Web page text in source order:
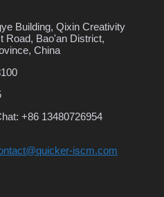
Building, Qixin Creativity
Road, Bao'an District,
China
+86 13480726954
iscm.com